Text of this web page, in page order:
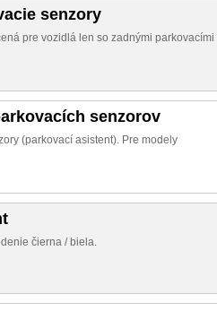
senzory
pre vozidlá len so zadnými parkovacími
senzorov
(parkovací asistent). Pre modely
čierna / biela.